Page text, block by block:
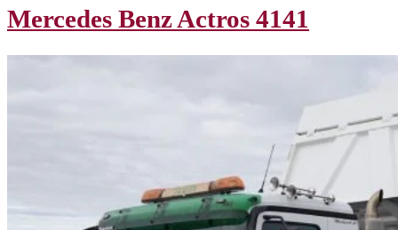
Mercedes Benz Actros 4141